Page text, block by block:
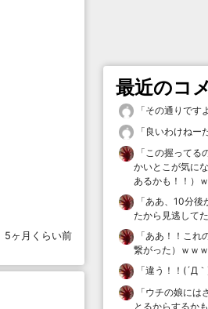
5ヶ月くらい前
最近のコ
「その通りです
「 良いわけねー
「この握ってる
かいとこが気に
あるかも！！）
「ああ、10分後
たから見逃して
「ああ！！これ
繋がった）ｗｗｗ
「違う！！(´Д
「ウチの娘には
とるからするか